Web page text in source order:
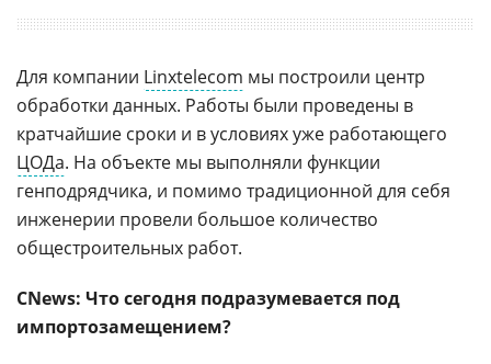
Для компании Linxtelecom мы построили центр
обработки данных. Работы были проведены в
кратчайшие сроки и в условиях уже работающего
ЦОДа. На объекте мы выполняли функции
генподрядчика, и помимо традиционной для себя
инженерии провели большое количество
общестроительных работ.
CNews: Что сегодня подразумевается под
импортозамещением?